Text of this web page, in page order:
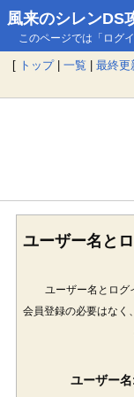
風来のシレンDS
このページでは「ログ
[ トップ| 一覧 | 最終更
ユーザー名と
ユーザー名とログ
会員登録の必要はなく
ユーザー